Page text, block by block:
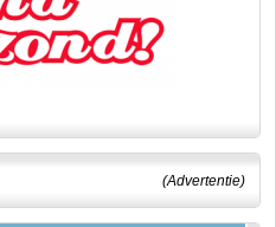
(Advertentie)